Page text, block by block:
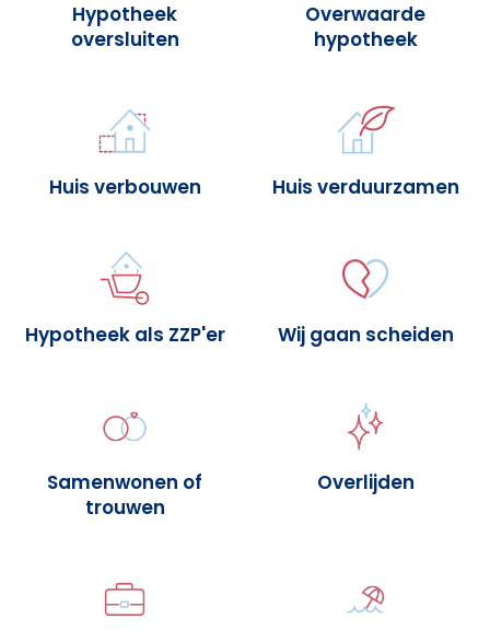
Hypotheek
oversluiten
Overwaarde
hypotheek
Huis verbouwen Huis verduurzamen
Hypotheek als ZZP'er Wij gaan scheiden
Samenwonen of
trouwen
Overlijden